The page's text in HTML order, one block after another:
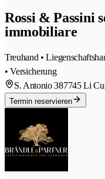
Rossi & Passini
immobiliare
Treuhand •
• Versicherung
S. Antonio 387745 Li
Termin reservieren